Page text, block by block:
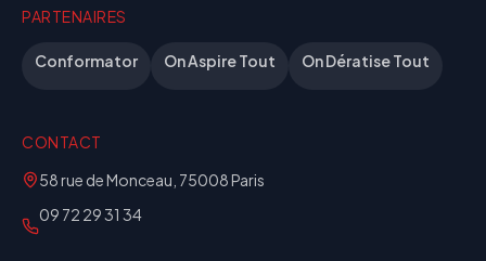
PARTENAIRES
Conformator On Aspire Tout On Dératise Tout
CONTACT
58 rue de Monceau, 75008 Paris
09 72 29 31 34